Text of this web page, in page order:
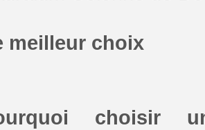
meilleur choix
choisir